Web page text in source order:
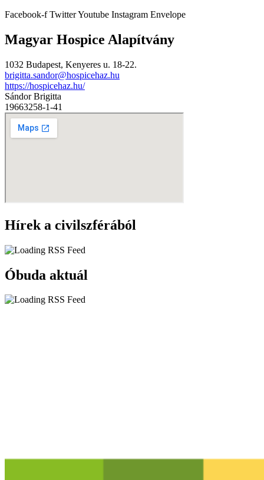
Facebook-f TwitterYoutube Instagram Envelope
Magyar Hospice Alapítvány
1032 Budapest, Kenyeres u. 18-22.
brigitta.sandor@hospicehaz.hu
https://hospicehaz.hu/
Sándor Brigitta
19663258-1-41
Hírek a civilszférából
Óbuda aktuál